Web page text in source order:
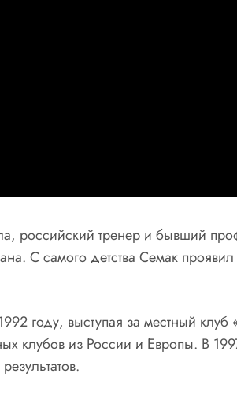
российский тренер и бывший
С самого детства Семак
году, выступая за местный
клубов из России и Европы. В